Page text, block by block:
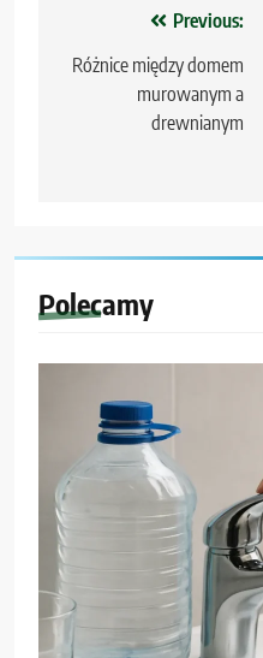
Nawigacja
wpisu
Previous:
Różnice między domem
murowanym a
drewnianym
Polecamy